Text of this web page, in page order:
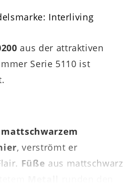
Interliving
aus der attraktiven
Serie 5110 ist
mattschwarzem
, verströmt er
Füße aus mattschwarz